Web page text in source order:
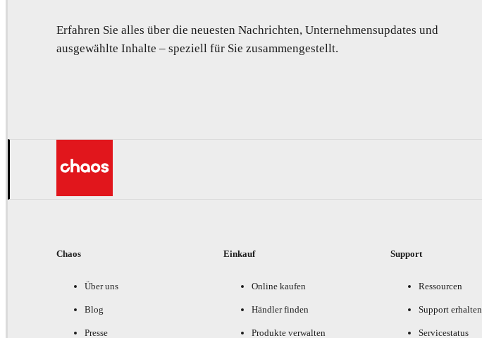
Erfahren Sie alles über die neuesten Nachrichten, Unternehmensupdates und
ausgewählte Inhalte – speziell für Sie zusammengestellt.
Chaos
Über uns
Blog
Presse
Einkauf
Online kaufen
Händler finden
Produkte verwalten
Support
Ressourcen
Support erhalten
Servicestatus